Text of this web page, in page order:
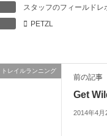
スタッフのフィールドレ
PETZL
トレイルランニング
前の記事
Get
2014年4月